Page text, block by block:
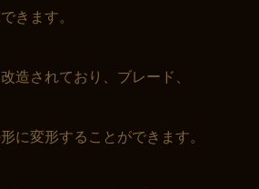
きます。
造されており、ブレード、
に変形することができます。